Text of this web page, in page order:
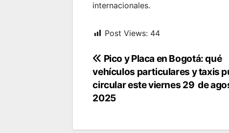
internacionales.
Post Views: 44
Navegación
de
entradas
Pico y Placa en Bogotá: qué
vehículos particulares y taxis
circular este viernes 29 de
2025